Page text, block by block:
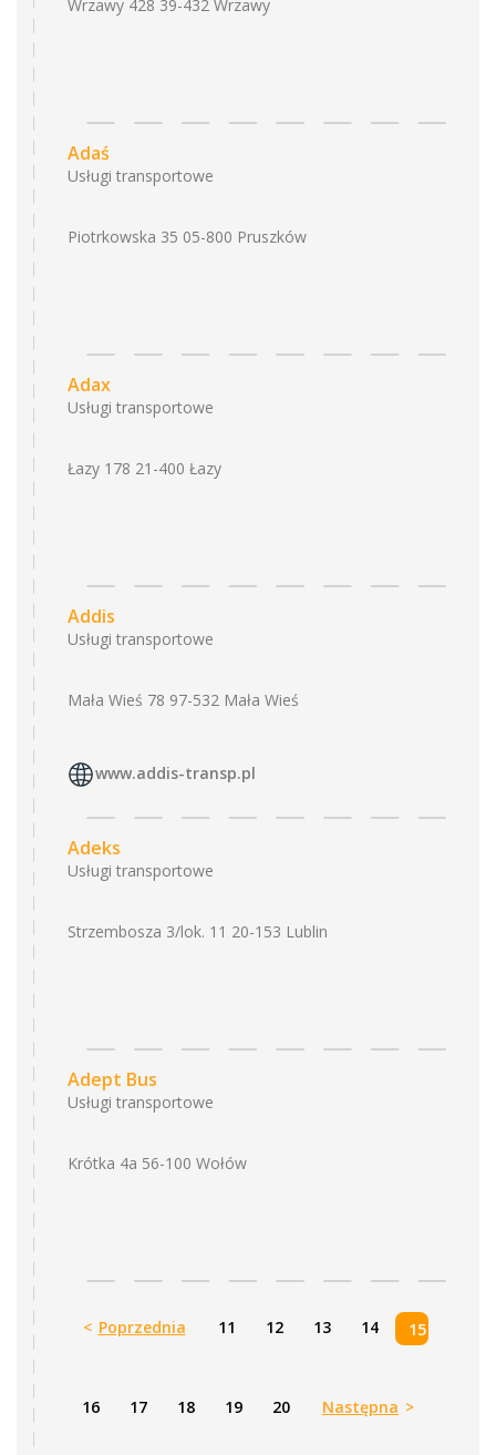
Wrzawy 428 39-432 Wrzawy
Adaś
Usługi transportowe
Piotrkowska 35 05-800 Pruszków
Adax
Usługi transportowe
Łazy 178 21-400 Łazy
Addis
Usługi transportowe
Mała Wieś 78 97-532 Mała Wieś
www.addis-transp.pl
Adeks
Usługi transportowe
Strzembosza 3/lok. 11 20-153 Lublin
Adept Bus
Usługi transportowe
Krótka 4a 56-100 Wołów
< Poprzednia 11 12 13 14 15
16 17 18 19 20 Następna >